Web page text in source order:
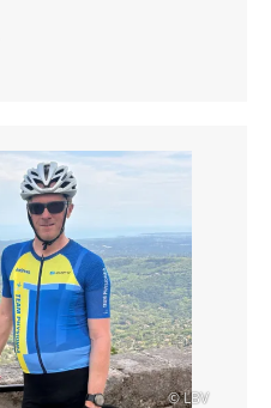
© LBV